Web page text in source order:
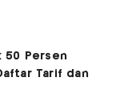
50 Persen
Tarif dan